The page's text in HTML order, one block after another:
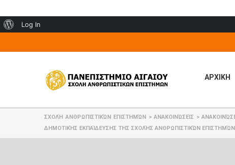
About
Log In
ΑΡΧΙΚΗ
ΣΧΟΛΉ ΑΝΘΡΩΠΙΣΤΙΚΏΝ ΕΠΙΣΤΗΜΏΝ >ΑΝΑΚΟΙΝΏΣΕΙΣ >
ΔΗΜΟΤΙΚΉΣ ΕΚΠΑΊΔΕΥΣΗΣ ΤΗΣ ΣΧΟΛΉΣ ΑΝΘΡΩΠΙΣΤΙΚΏΝ ΕΠΙΣΤΗΜΏΝ